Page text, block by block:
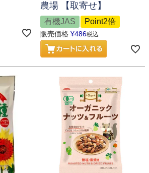
農場 【取寄せ】
有機JAS Point2倍
販売価格 ¥486税込